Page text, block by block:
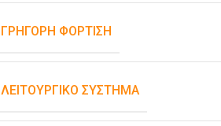
ΓΡΉΓΟΡΗ ΦΌΡΤΙΣΗ
ΛΕΙΤΟΥΡΓΙΚΌ ΣΎΣΤΗΜΑ